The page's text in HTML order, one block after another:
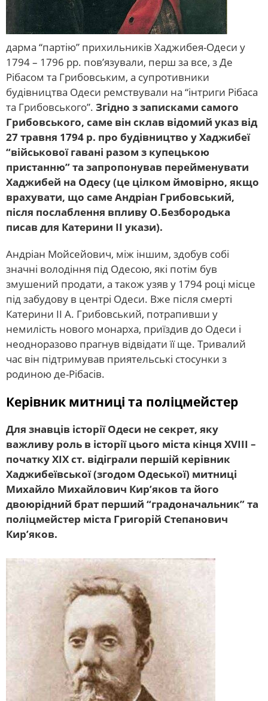
дарма “партію” прихильників Хаджибея-Одеси у
1794 – 1796 рр. пов’язували, перш за все, з Де
Рібасом та Грибовським, а супротивники
будівництва Одеси ремствували на “інтриги Рібаса
та Грибовського”. Згідно з записками самого
Грибовського, саме він склав відомий указ від
27 травня 1794 р. про будівництво у Хаджибеї
“військової гавані разом з купецькою
пристанню” та запропонував перейменувати
Хаджибей на Одесу (це цілком ймовірно, якщо
врахувати, що саме Андріан Грибовський,
після послаблення впливу О.Безбородька
писав для Катерини ІІ укази).
Андріан Мойсейович, між іншим, здобув собі
значні володіння під Одесою, які потім був
змушений продати, а також узяв у 1794 році місце
під забудову в центрі Одеси. Вже після смерті
Катерини ІІ А. Грибовський, потрапивши у
немилість нового монарха, приїздив до Одеси і
неодноразово прагнув відвідати її ще. Тривалий
час він підтримував приятельські стосунки з
родиною де-Рібасів.
Керівник митниці та поліцмейстер
Для знавців історії Одеси не секрет, яку
важливу роль в історії цього міста кінця ХVІІІ –
початку ХІХ ст. відіграли першій керівник
Хаджибеївської (згодом Одеської) митниці
Михайло Михайлович Кир’яков та його
двоюрідний брат перший “градоначальник” та
поліцмейстер міста Григорій Степанович
Кир’яков.